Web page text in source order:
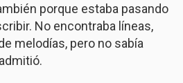
porque estaba pasando
No encontraba líneas,
melodías, pero no sabía